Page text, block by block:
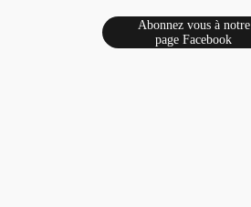
Abonnez vous à notre
page Facebook